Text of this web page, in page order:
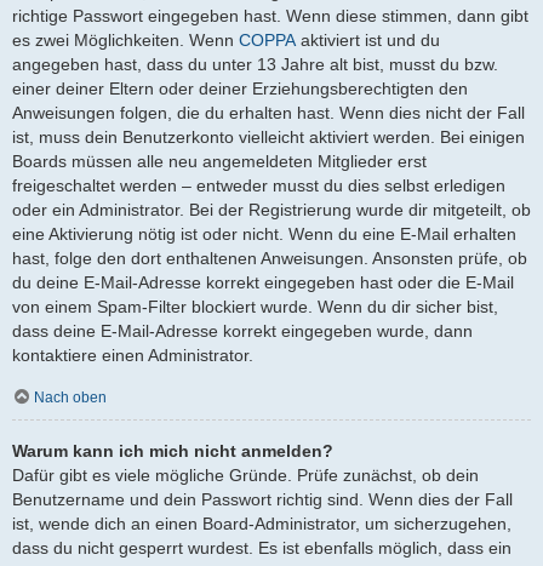
richtige Passwort eingegeben hast. Wenn diese stimmen, dann gibt
es zwei Möglichkeiten. Wenn COPPA aktiviert ist und du
angegeben hast, dass du unter 13 Jahre alt bist, musst du bzw.
einer deiner Eltern oder deiner Erziehungsberechtigten den
Anweisungen folgen, die du erhalten hast. Wenn dies nicht der Fall
ist, muss dein Benutzerkonto vielleicht aktiviert werden. Bei einigen
Boards müssen alle neu angemeldeten Mitglieder erst
freigeschaltet werden – entweder musst du dies selbst erledigen
oder ein Administrator. Bei der Registrierung wurde dir mitgeteilt, ob
eine Aktivierung nötig ist oder nicht. Wenn du eine E-Mail erhalten
hast, folge den dort enthaltenen Anweisungen. Ansonsten prüfe, ob
du deine E-Mail-Adresse korrekt eingegeben hast oder die E-Mail
von einem Spam-Filter blockiert wurde. Wenn du dir sicher bist,
dass deine E-Mail-Adresse korrekt eingegeben wurde, dann
kontaktiere einen Administrator.
Nach oben
Warum kann ich mich nicht anmelden?
Dafür gibt es viele mögliche Gründe. Prüfe zunächst, ob dein
Benutzername und dein Passwort richtig sind. Wenn dies der Fall
ist, wende dich an einen Board-Administrator, um sicherzugehen,
dass du nicht gesperrt wurdest. Es ist ebenfalls möglich, dass ein